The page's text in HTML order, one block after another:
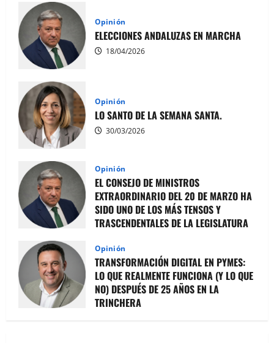
Opinión
ELECCIONES ANDALUZAS EN MARCHA
18/04/2026
Opinión
LO SANTO DE LA SEMANA SANTA.
30/03/2026
Opinión
EL CONSEJO DE MINISTROS
EXTRAORDINARIO DEL 20 DE MARZO HA
SIDO UNO DE LOS MÁS TENSOS Y
TRASCENDENTALES DE LA LEGISLATURA
Opinión
TRANSFORMACIÓN DIGITAL EN PYMES:
LO QUE REALMENTE FUNCIONA (Y LO QUE
NO) DESPUÉS DE 25 AÑOS EN LA
TRINCHERA